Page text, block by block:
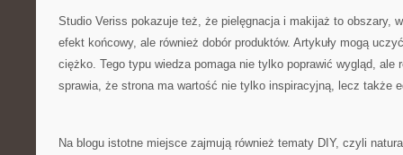
Studio Veriss pokazuje też, że pielęgnacja i makijaż to obszary,
efekt końcowy, ale również dobór produktów. Artykuły mogą
ciężko. Tego typu wiedza pomaga nie tylko poprawić wygląd, ale
sprawia, że strona ma wartość nie tylko inspiracyjną, lecz także
Na blogu istotne miejsce zajmują również tematy DIY, czyli